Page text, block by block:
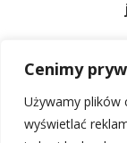
Cenimy
Używamy plików
wyświetlać